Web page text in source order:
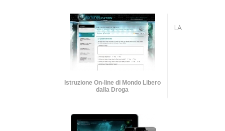
Istruzione On-line di Mondo Libero
dalla Droga
LA